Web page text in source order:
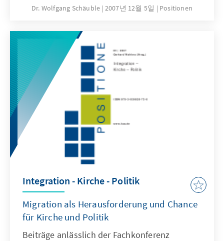
getan werden, um das demokratische
erfüllen?Rede von Bundesminister Dr.
Wolfgang Schäuble beim „Tag der Konrad-
Adenauer-Stiftung” am 13. September 2007 in
Berlin.
Dr. Wolfgang Schäuble 2007년 12월 5일 Positionen
Integration - Kirche - Politik
Migration als Herausforderung und Chance
für Kirche und Politik
Beiträge anlässlich der Fachkonferenz